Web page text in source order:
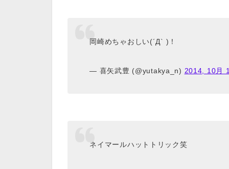
岡崎めちゃおしい(´Д` )！
— 喜矢武豊 (@yutakya_n) 2014, 10月
ネイマールハットトリック笑